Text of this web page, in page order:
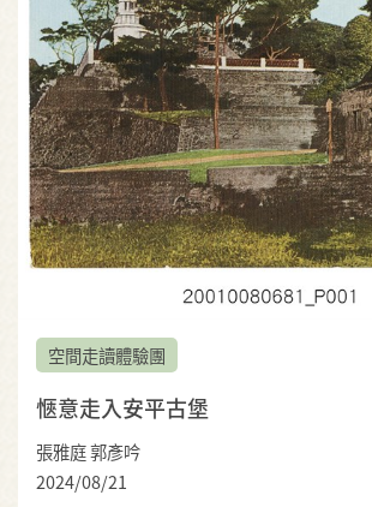
空間走讀體驗團
愜意走入安平古堡
張雅庭 郭彥吟
2024/08/21